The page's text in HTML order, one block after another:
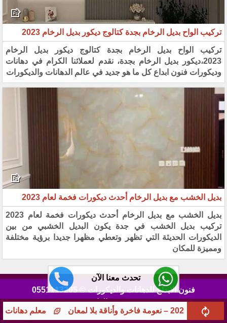
تحدث معنا الآن
معلم دهانات جوامع ومؤسسات بجدة – تشطيبات راقية 0551113205 بخبرة
تركيب الواح بديل الرخام بجدة كتالوج ديكور بديل الرخام 2023
تركيب الواح بديل الرخام بجدة كتالوج ديكور بديل الرخام
2023،ديكور بديل الرخام بجدة، نقدم لعملائنا الكرام في دهانات
وديكورات فنون ابداع كل ما هو جديد في عالم الدهانات والديكورات
بديل الخشب مع بديل الرخام أحدث ديكورات فخمة لعام 2023
بديل الخشب مع بديل الرخام أحدث ديكورات فخمة لعام 2023
تركيب بديل الخشب في جدة يكون البديل الخشبي من بين
الديكورات الحديثة التي تظهر وتعطي مظهرا جديدا برؤية مختلفة
ومميزة للمكان
فنون الابداع للدهانات والديكورات © 0551113205
تصميم عبود الهاشمي